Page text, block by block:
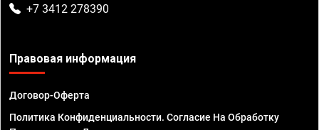
+7 3412 278390
Правовая информация
Договор-Оферта
Политика Конфиденциальности. Согласие На Обработку